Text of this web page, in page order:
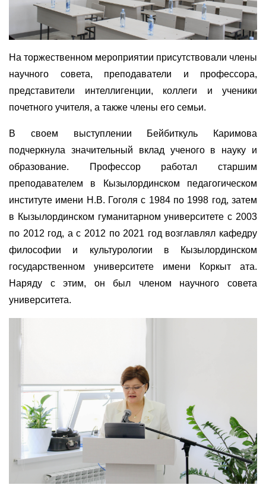
На торжественном мероприятии присутствовали члены
научного совета, преподаватели и профессора,
представители интеллигенции, коллеги и ученики
почетного учителя, а также члены его семьи.
В своем выступлении Бейбиткуль Каримова
подчеркнула значительный вклад ученого в науку и
образование. Профессор работал старшим
преподавателем в Кызылординском педагогическом
институте имени Н.В. Гоголя с 1984 по 1998 год, затем
в Кызылординском гуманитарном университете с 2003
по 2012 год, а с 2012 по 2021 год возглавлял кафедру
философии и культурологии в Кызылординском
государственном университете имени Коркыт ата.
Наряду с этим, он был членом научного совета
университета.